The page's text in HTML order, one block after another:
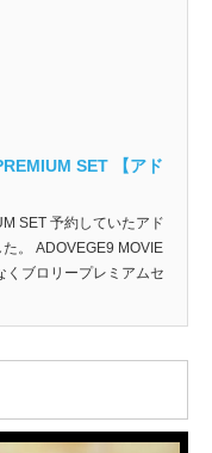
SET 【アド
SET 予約していたアド
。 ADOVEGE9 MOVIE
くブロリープレミアムセ